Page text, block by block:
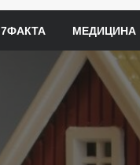
7ФАКТА МЕДИЦИНА